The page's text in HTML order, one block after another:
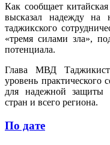
Как сообщает
высказал надежду на
таджикского
«тремя силами зла»,
потенциала.
Глава МВД
уровень практического
для надежной защиты
стран и всего региона.
По дате